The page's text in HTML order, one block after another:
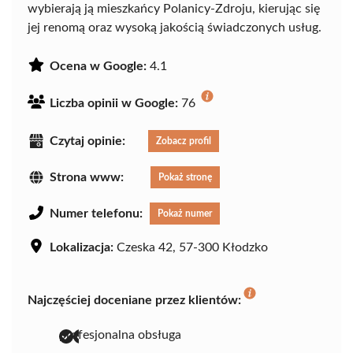
wybierają ją mieszkańcy Polanicy-Zdroju, kierując się
jej renomą oraz wysoką jakością świadczonych usług.
Ocena w Google: 4.1
Liczba opinii w Google: 76
Czytaj opinie: Zobacz profil
Strona www: Pokaż stronę
Numer telefonu: Pokaż numer
Lokalizacja: Czeska 42, 57-300 Kłodzko
Najczęściej doceniane przez klientów:
profesjonalna obsługa